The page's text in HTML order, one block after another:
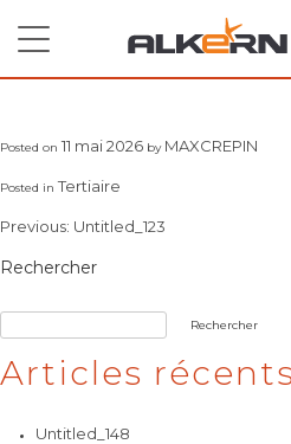
content
Posted on 11 mai 2026 by MAXCREPIN
Posted inTertiaire
Navigation
de
Previous: Untitled_123
Rechercher
Rechercher
Articles récents
Untitled_148